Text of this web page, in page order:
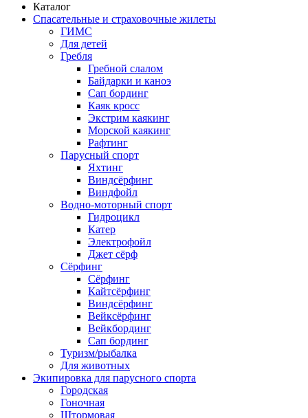
Каталог
Спасательные и страховочные жилеты
ГИМС
Для детей
Гребля
Гребной слалом
Байдарки и каноэ
Сап бординг
Каяк кросс
Экстрим каякинг
Морской каякинг
Рафтинг
Парусный спорт
Яхтинг
Виндсёрфинг
Виндфойл
Водно-моторный спорт
Гидроцикл
Катер
Электрофойл
Джет сёрф
Сёрфинг
Сёрфинг
Кайтсёрфинг
Виндсёрфинг
Вейксёрфинг
Вейкбординг
Сап бординг
Туризм/рыбалка
Для животных
Экипировка для парусного спорта
Городская
Гоночная
Штормовая